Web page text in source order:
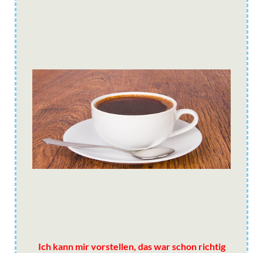
Ich kann mir vorstellen, das war schon richtig